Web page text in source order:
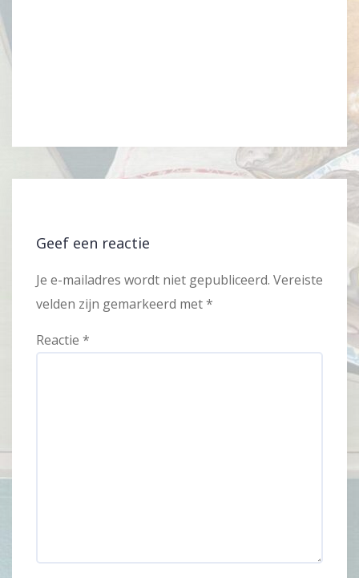
Geef een reactie
Je e-mailadres wordt niet gepubliceerd. Vereiste
velden zijn gemarkeerd met*
Reactie *